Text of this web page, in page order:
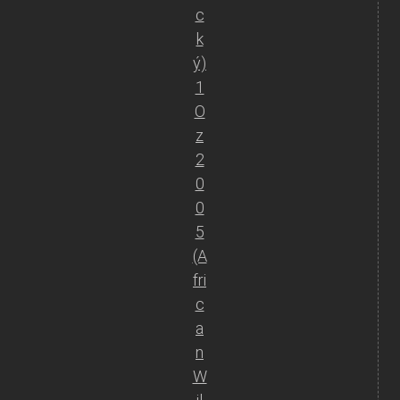
c
k
ý)
1
O
z
2
0
0
5
(A
fri
c
a
n
W